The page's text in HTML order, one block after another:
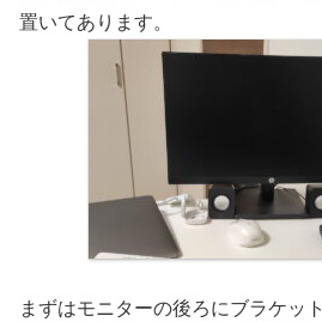
置いてあります。
まずはモニターの後ろにブラケッ